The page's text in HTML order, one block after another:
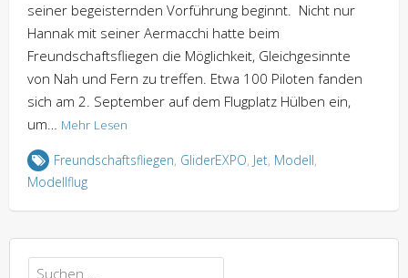
seiner begeisternden Vorführung beginnt. Nicht nur
Hannak mit seiner Aermacchi hatte beim
Freundschaftsfliegen die Möglichkeit, Gleichgesinnte
von Nah und Fern zu treffen. Etwa 100 Piloten fanden
sich am 2. September auf dem Flugplatz Hülben ein,
um… Mehr Lesen
Freundschaftsfliegen, GliderEXPO, Jet, Modell,
Modellflug
Suchen